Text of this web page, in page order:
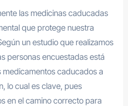
las medicinas caducadas
que protege nuestra
un estudio que realizamos
personas encuestadas está
medicamentos caducados a
lo cual es clave, pues
en el camino correcto para